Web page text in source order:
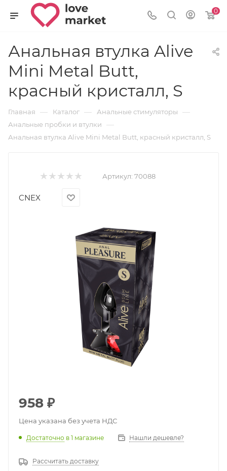
0
Анальная втулка Alive
Mini Metal Butt,
красный кристалл, S
Главная — Каталог — Анальные стимуляторы —
Анальные пробки и втулки —
Анальная втулка Alive Mini Metal Butt, красный кристалл, S
Артикул: 70088
CNEX
958 ₽
Цена указана без учета НДС
Достаточно в 1 магазине Нашли дешевле?
Рассчитать доставку